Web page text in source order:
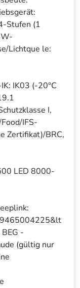
Stufen (1
Lichtque le:
IK03 (-20°C
I,
IFS-
Zertifikat)/BRC,
LED 8000-
-
(gültig nur